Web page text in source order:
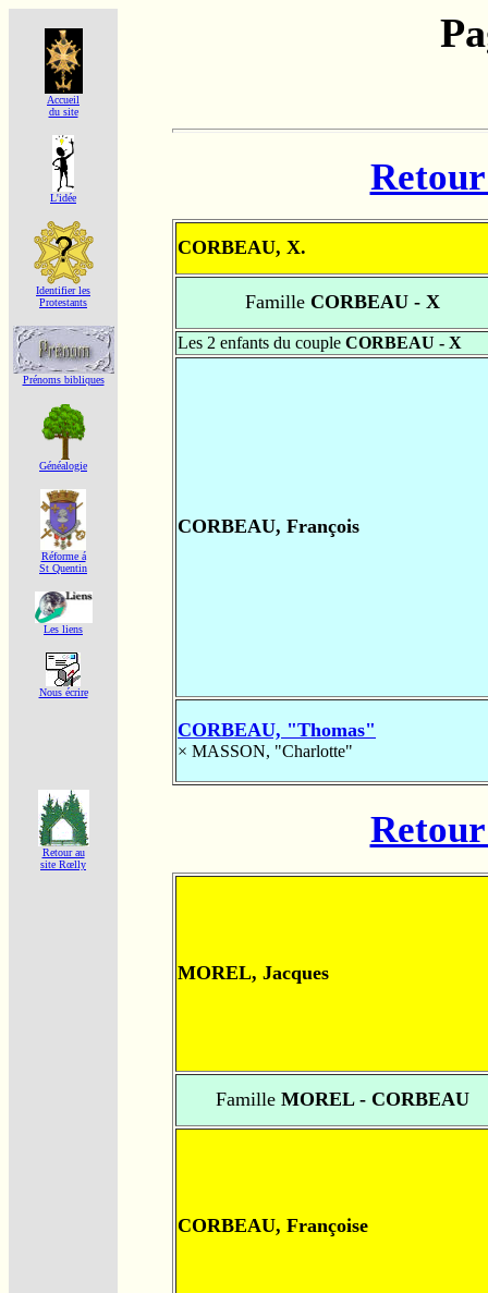
Accueil
du site
L'idée
Identifier les
Protestants
Prénoms bibliques
Généalogie
Réforme á
St Quentin
Les liens
Nous écrire
Retour au
site Rœlly
CORBEAU, X.
Famille CORBEAU - X
Les 2 enfants du couple CORBEAU - X
CORBEAU, François
CORBEAU, "Thomas"
× MASSON, "Charlotte"
MOREL, Jacques
Famille MOREL - CORBEAU
CORBEAU, Françoise